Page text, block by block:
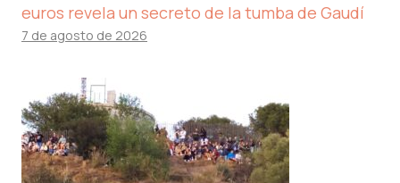
euros revela un secreto de la tumba de Gaudí
7 de agosto de 2026